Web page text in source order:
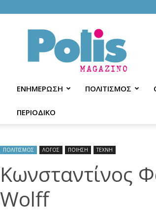
Polis
Magazino
ΕΝΗΜΕΡΩΣΗ ΠΟΛΙΤΙΣΜΟΣ
ΠΕΡΙΟΔΙΚΟ
ΠΟΛΙΤΙΣΜΟΣ ΛΟΓΟΣ ΠΟΙΗΣΗ ΤΕΧΝΗ
Κωνσταντίνος
Wolff